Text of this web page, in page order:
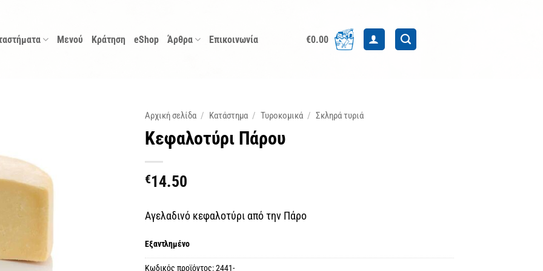
Μενού Κράτηση eShop Άρθρα Επικοινωνία €0.00
Αρχική σελίδα / Κατάστημα / Τυροκομικά / Σκληρά τυριά
Κεφαλοτύρι Πάρου
€14.50
Αγελαδινό κεφαλοτύρι από την Πάρο
Εξαντλημένο
Κωδικός προϊόντος:2441-